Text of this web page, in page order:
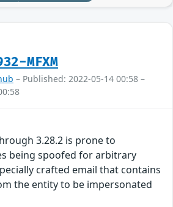
MFXM
– Published: 2022-05-14 00:58 –
3.28.2 is prone to
being spoofed for arbitrary
crafted email that contains
the entity to be impersonated